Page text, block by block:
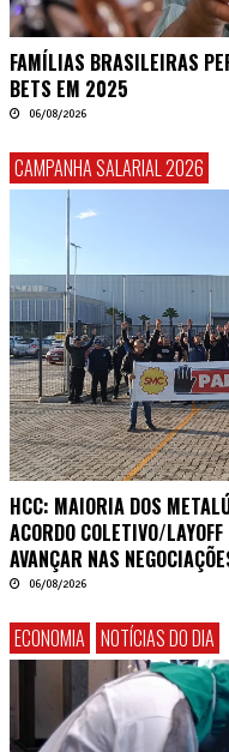
FAMÍLIAS BRASILEIRAS
BETS EM 2025
06/08/2026
CAMPANHA SALARIAL 2026
HCC: MAIORIA DOS
ACORDO COLETIVO/
AVANÇAR NAS
06/08/2026
ECONOMIA NOTÍCIAS DO DIA